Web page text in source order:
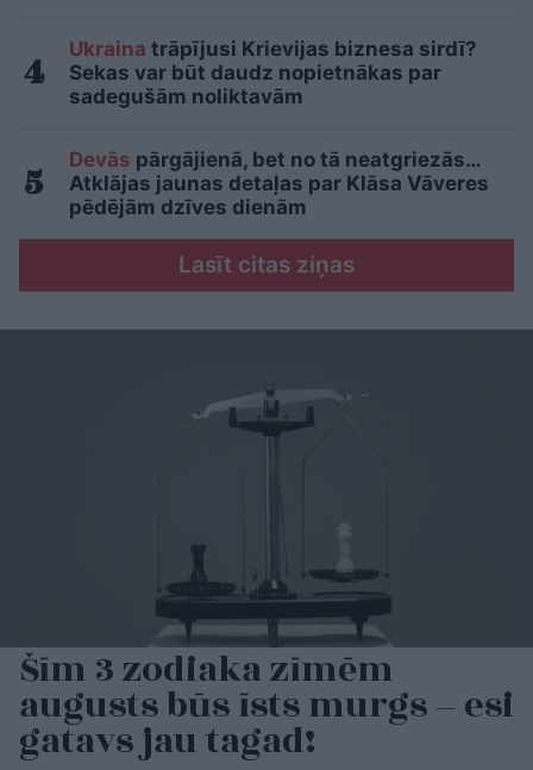
Ukraina trāpījusi Krievijas biznesa sirdī?
Sekas var būt daudz nopietnākas par
sadegušām noliktavām
Devās pārgājienā, bet no tā neatgriezās…
Atklājas jaunas detaļas par Klāsa Vāveres
pēdējām dzīves dienām
Lasīt citas ziņas
Šīm 3 zodiaka zīmēm
augusts būs īsts murgs – esi
gatavs jau tagad!